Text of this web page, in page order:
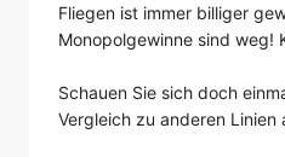
Fliegen ist immer billiger
Monopolgewinne sind weg!
Schauen Sie sich doch
Vergleich zu anderen Linien